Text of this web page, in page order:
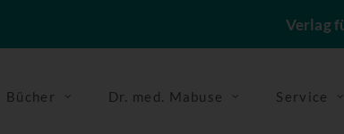
Verlag
Bücher Dr. med. Mabuse Service